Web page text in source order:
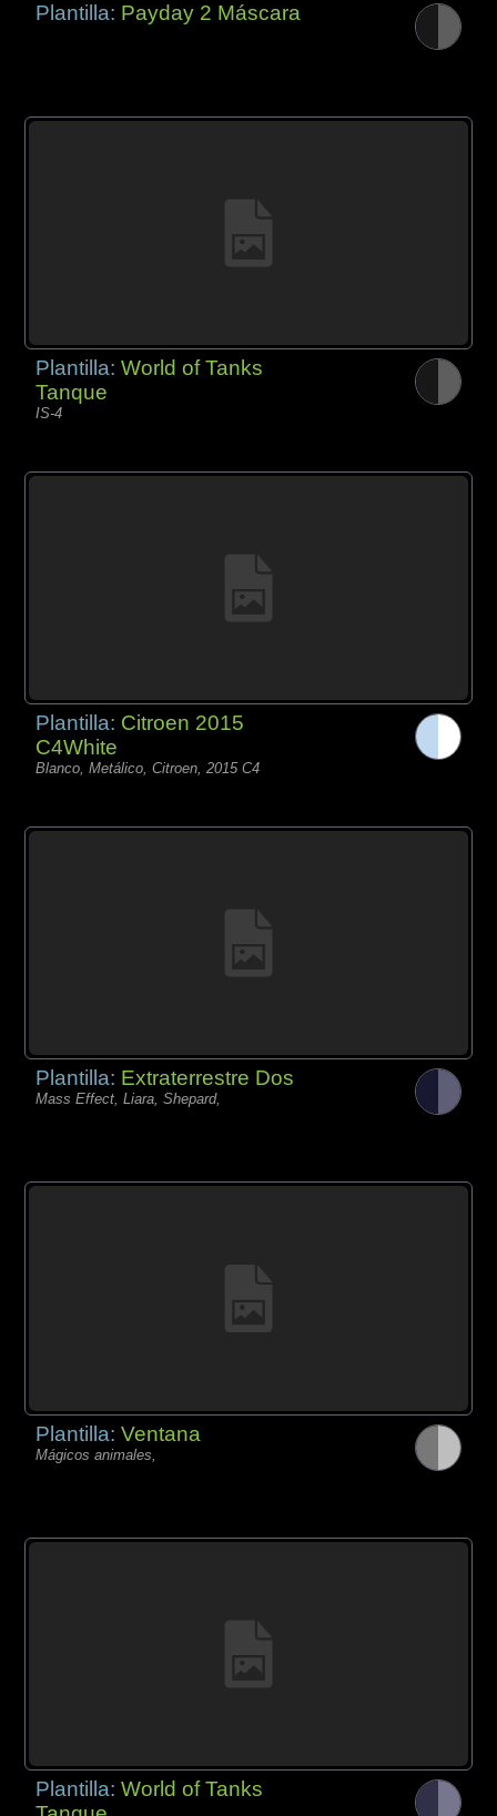
Plantilla: Payday 2 Máscara
Plantilla:World of Tanks
Tanque
IS-4
Plantilla: Citroen 2015
C4White
Blanco, Metálico, Citroen, 2015 C4
Plantilla: Extraterrestre Dos
Mass Effect, Liara, Shepard,
Plantilla:Ventana
Mágicos animales,
Plantilla:World of Tanks